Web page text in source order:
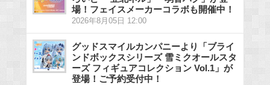
場！フェイスメーカーコラボも開催中！
2026年8月05日 12:00
グッドスマイルカンパニーより「ブライ
ンドボックスシリーズ 雪ミクオールスタ
ーズ フィギュアコレクション Vol.1」が
登場！ご予約受付中！